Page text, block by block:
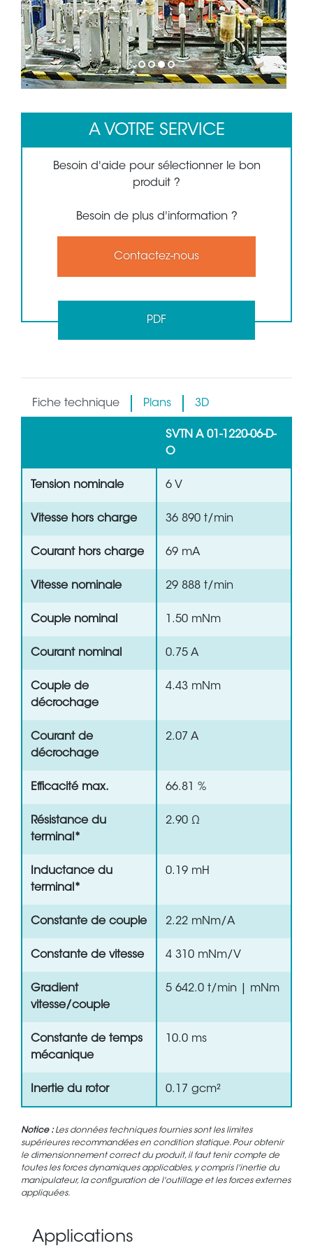
1 2 3 4
A VOTRE SERVICE
Besoin d'aide pour sélectionner le bon
produit ?
Besoin de plus d'information ?
Contactez-nous
PDF
Fiche technique Plans 3D
SVTN A 01-1220-06-D-
O
Tension nominale 6 V
Vitesse hors charge 36 890 t/min
Courant hors charge 69 mA
Vitesse nominale 29 888 t/min
Couple nominal 1.50 mNm
Courant nominal 0.75 A
Couple de
décrochage
4.43 mNm
Courant de
décrochage
2.07 A
Efficacité max. 66.81 %
Résistance du
terminal*
2.90 Ω
Inductance du
terminal*
0.19 mH
Constante de couple 2.22 mNm/A
Constante de vitesse 4 310 mNm/V
Gradient
vitesse/couple
5 642.0 t/min | mNm
Constante de temps
mécanique
10.0 ms
Inertie du rotor 0.17 gcm²
Notice :Les données techniques fournies sont les limites
supérieures recommandées en condition statique. Pour obtenir
le dimensionnement correct du produit, il faut tenir compte de
toutes les forces dynamiques applicables, y compris l'inertie du
manipulateur, la configuration de l'outillage et les forces externes
appliquées.
Applications